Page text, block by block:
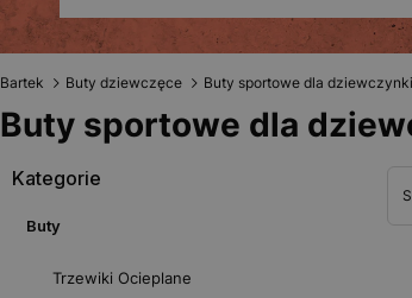
Bartek Buty dziewczęce Buty sportowe dla dziewczynki
Buty sportowe dla
Kategorie
Buty
Trzewiki Ocieplane